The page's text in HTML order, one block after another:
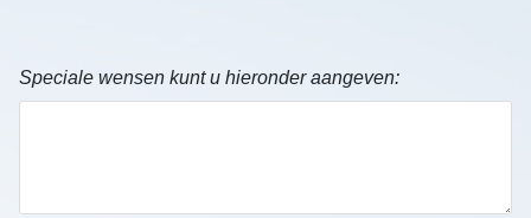
Speciale wensen kunt u hieronder aangeven: